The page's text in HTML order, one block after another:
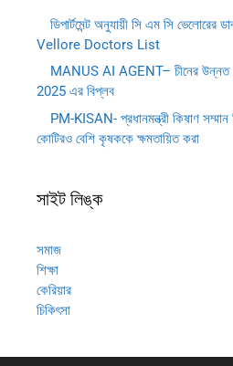
ডিপার্টমেন্ট অনুযায়ী সি এম সি ভেলোরের
Vellore Doctors List
MANUS AI AGENT– চীনের উন্নত
2025 এর বিপ্লব
PM-KISAN- প্রধানমন্ত্রী কিষাণ
কোটিরও বেশি কৃষককে ক্ষমতায়িত করা
সাইট লিঙ্ক
সমাজ
শিক্ষা
কেরিয়ার
চিকিৎসা